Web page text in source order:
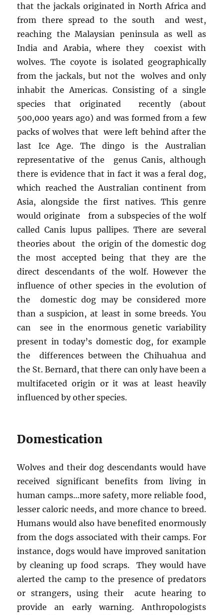
that the jackals originated in North Africa and
from there spread to the south and west,
reaching the Malaysian peninsula as well as
India and Arabia, where they coexist with
wolves. The coyote is isolated geographically
from the jackals, but not the wolves and only
inhabit the Americas. Consisting of a single
species that originated recently (about
500,000 years ago) and was formed from a few
packs of wolves that were left behind after the
last Ice Age. The dingo is the Australian
representative of the genus Canis, although
there is evidence that in fact it was a feral dog,
which reached the Australian continent from
Asia, alongside the first natives. This genre
would originate from a subspecies of the wolf
called Canis lupus pallipes. There are several
theories about the origin of the domestic dog
the most accepted being that they are the
direct descendants of the wolf. However the
influence of other species in the evolution of
the domestic dog may be considered more
than a suspicion, at least in some breeds. You
can see in the enormous genetic variability
present in today’s domestic dog, for example
the differences between the Chihuahua and
the St. Bernard, that there can only have been a
multifaceted origin or it was at least heavily
influenced by other species.
Domestication
Wolves and their dog descendants would have
received significant benefits from living in
human camps…more safety, more reliable food,
lesser caloric needs, and more chance to breed.
Humans would also have benefited enormously
from the dogs associated with their camps. For
instance, dogs would have improved sanitation
by cleaning up food scraps. They would have
alerted the camp to the presence of predators
or strangers, using their acute hearing to
provide an early warning. Anthropologists